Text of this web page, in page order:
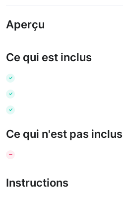
Aperçu
Ce qui est inclus
Ce qui n'est pas inclus
Instructions